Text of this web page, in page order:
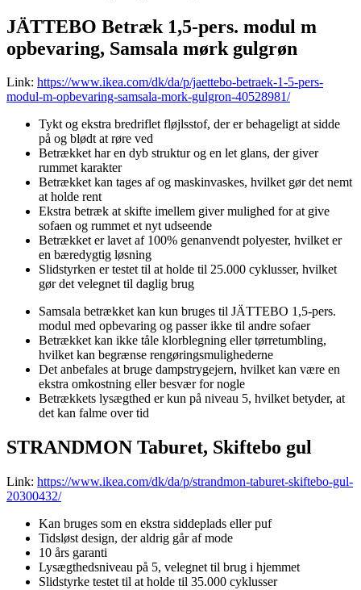
JÄTTEBO Betræk 1,5-pers. modul m
opbevaring, Samsala mørk gulgrøn
Link: https://www.ikea.com/dk/da/p/jaettebo-betraek-1-5-pers-
modul-m-opbevaring-samsala-mork-gulgron-40528981/
Tykt og ekstra bredriflet fløjlsstof, der er behageligt at sidde
på og blødt at røre ved
Betrækket har en dyb struktur og en let glans, der giver
rummet karakter
Betrækket kan tages af og maskinvaskes, hvilket gør det nemt
at holde rent
Ekstra betræk at skifte imellem giver mulighed for at give
sofaen og rummet et nyt udseende
Betrækket er lavet af 100% genanvendt polyester, hvilket er
en bæredygtig løsning
Slidstyrken er testet til at holde til 25.000 cyklusser, hvilket
gør det velegnet til daglig brug
Samsala betrækket kan kun bruges til JÄTTEBO 1,5-pers.
modul med opbevaring og passer ikke til andre sofaer
Betrækket kan ikke tåle klorblegning eller tørretumbling,
hvilket kan begrænse rengøringsmulighederne
Det anbefales at bruge dampstrygejern, hvilket kan være en
ekstra omkostning eller besvær for nogle
Betrækkets lysægthed er kun på niveau 5, hvilket betyder, at
det kan falme over tid
STRANDMON Taburet, Skiftebo gul
Link: https://www.ikea.com/dk/da/p/strandmon-taburet-skiftebo-gul-
20300432/
Kan bruges som en ekstra siddeplads eller puf
Tidsløst design, der aldrig går af mode
10 års garanti
Lysægthedsniveau på 5, velegnet til brug i hjemmet
Slidstyrke testet til at holde til 35.000 cyklusser